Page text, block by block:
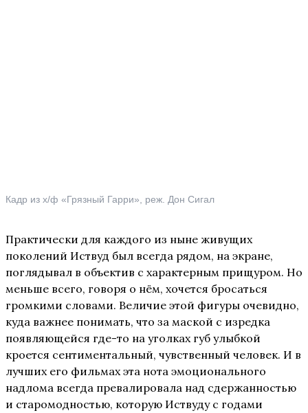
Кадр из х/ф «Грязный Гарри», реж. Дон Сигал
Практически для каждого из ныне живущих
поколений Иствуд был всегда рядом, на экране,
поглядывал в объектив с характерным прищуром. Но
меньше всего, говоря о нём, хочется бросаться
громкими словами. Величие этой фигуры очевидно,
куда важнее понимать, что за маской с изредка
появляющейся где-то на уголках губ улыбкой
кроется сентиментальный, чувственный человек. И в
лучших его фильмах эта нота эмоционального
надлома всегда превалировала над сдержанностью
и старомодностью, которую Иствуду с годами